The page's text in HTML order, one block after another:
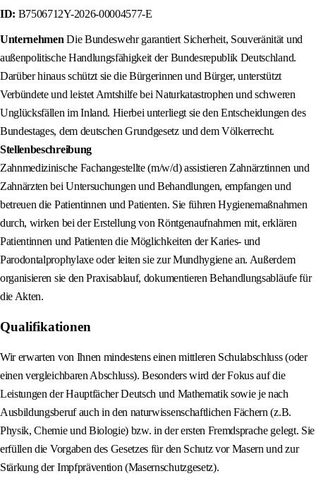
ID: B7506712Y-2026-00004577-E
UnternehmenDie Bundeswehr garantiert Sicherheit, Souveränität und
außenpolitische Handlungsfähigkeit der Bundesrepublik Deutschland.
Darüber hinaus schützt sie die Bürgerinnen und Bürger, unterstützt
Verbündete und leistet Amtshilfe bei Naturkatastrophen und schweren
Unglücksfällen im Inland. Hierbei unterliegt sie den Entscheidungen des
Bundestages, dem deutschen Grundgesetz und dem Völkerrecht.
Stellenbeschreibung
Zahnmedizinische Fachangestellte (m/w/d) assistieren Zahnärztinnen und
Zahnärzten bei Untersuchungen und Behandlungen, empfangen und
betreuen die Patientinnen und Patienten. Sie führen Hygienemaßnahmen
durch, wirken bei der Erstellung von Röntgenaufnahmen mit, erklären
Patientinnen und Patienten die Möglichkeiten der Karies- und
Parodontalprophylaxe oder leiten sie zur Mundhygiene an. Außerdem
organisieren sie den Praxisablauf, dokumentieren Behandlungsabläufe für
die Akten.
Qualifikationen
Wir erwarten von Ihnen mindestens einen mittleren Schulabschluss (oder
einen vergleichbaren Abschluss). Besonders wird der Fokus auf die
Leistungen der Hauptfächer Deutsch und Mathematik sowie je nach
Ausbildungsberuf auch in den naturwissenschaftlichen Fächern (z.B.
Physik, Chemie und Biologie) bzw. in der ersten Fremdsprache gelegt. Sie
erfüllen die Vorgaben des Gesetzes für den Schutz vor Masern und zur
Stärkung der Impfprävention (Masernschutzgesetz).